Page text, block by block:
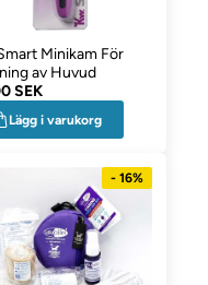
Minikam För
av Huvud
SEK
Lägg i varukorg
- 16%